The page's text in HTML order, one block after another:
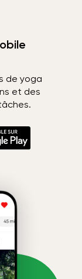
de yoga
et des